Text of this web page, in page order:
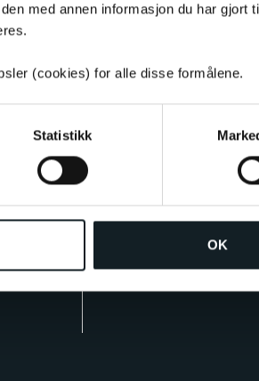
med annen informasjon du har gjort
(cookies) for alle disse formålene.
Statistikk
OK
Kundeservice
Teknisk hjelp El-sparkesykkel